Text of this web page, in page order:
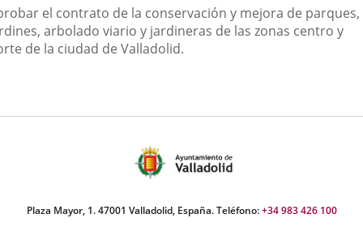
el contrato de la conservación y mejora de parques,
arbolado viario y jardineras de las zonas centro y
de la ciudad de Valladolid.
Plaza Mayor, 1. 47001 Valladolid, España. Teléfono:+34 983 426 100